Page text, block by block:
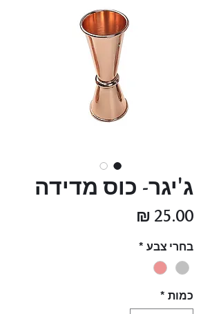
ג'יגר- כוס מדידה
בחרי צבע *
כמות *